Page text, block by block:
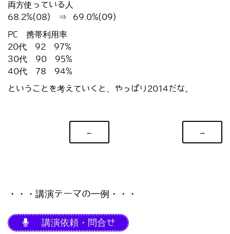
両方使っている人
68.2%(08) ⇒ 69.0%(09)
PC 携帯利用率
20代 92 97%
30代 90 95%
40代 78 94%
ということを考えていくと、やっぱり2014だな。
← →
・・・講演テーマの一例・・・
講演依頼・問合せ